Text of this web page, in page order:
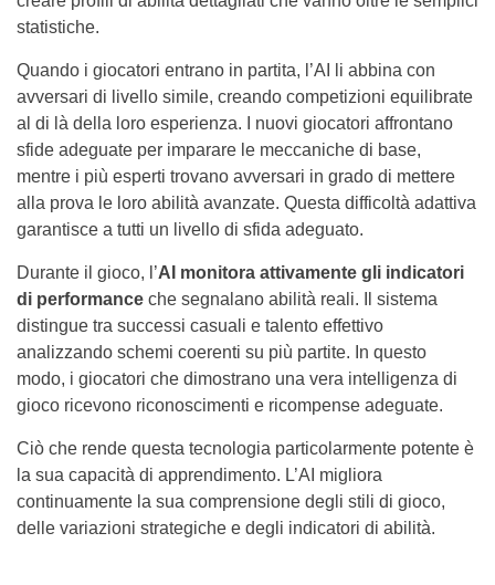
statistiche.
Quando i giocatori entrano in partita, l’AI li abbina con
avversari di livello simile, creando competizioni equilibrate
al di là della loro esperienza. I nuovi giocatori affrontano
sfide adeguate per imparare le meccaniche di base,
mentre i più esperti trovano avversari in grado di mettere
alla prova le loro abilità avanzate. Questa difficoltà adattiva
garantisce a tutti un livello di sfida adeguato.
Durante il gioco, l’AI monitora attivamente gli indicatori
di performance che segnalano abilità reali. Il sistema
distingue tra successi casuali e talento effettivo
analizzando schemi coerenti su più partite. In questo
modo, i giocatori che dimostrano una vera intelligenza di
gioco ricevono riconoscimenti e ricompense adeguate.
Ciò che rende questa tecnologia particolarmente potente è
la sua capacità di apprendimento. L’AI migliora
continuamente la sua comprensione degli stili di gioco,
delle variazioni strategiche e degli indicatori di abilità.